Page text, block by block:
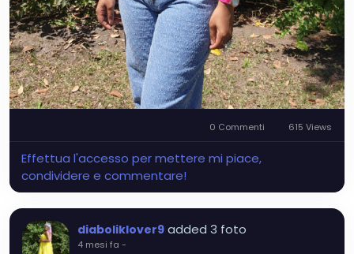
0 Commenti 615 Views
Effettua l'accesso per mettere mi piace,
condividere e commentare!
diaboliklover9 added 3 foto
4 mesi fa -